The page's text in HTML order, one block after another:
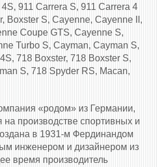
911 Carrera S, 911 Carrera 4
Boxster S, Cayenne, Cayenne II,
Coupe GTS, Cayenne S,
Turbo S, Cayman, Cayman S,
718 Boxster, 718 Boxster S,
S, 718 Spyder RS, Macan,
«родом» из Германии,
производстве спортивных и
в 1931-м Фердинандом
инженером и дизайнером из
время производитель